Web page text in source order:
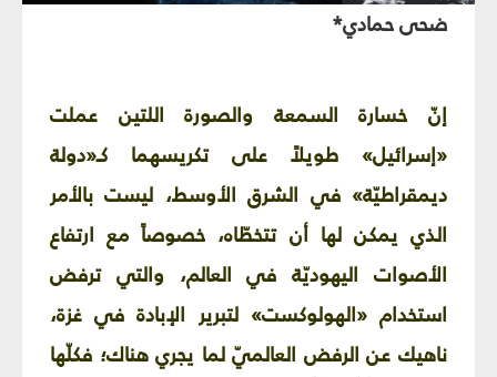
ضحى حمادي*
إنّ خسارة السمعة والصورة اللتين عملت
«إسرائيل» طويلاً على تكريسهما كـ«دولة
ديمقراطيّة» في الشرق الأوسط، ليست بالأمر
الذي يمكن لها أن تتخطّاه، خصوصاً مع ارتفاع
الأصوات اليهوديّة في العالم، والتي ترفض
استخدام «الهولوكست» لتبرير الإبادة في غزة،
ناهيك عن الرفض العالميّ لما يجري هناك؛ فكلّها